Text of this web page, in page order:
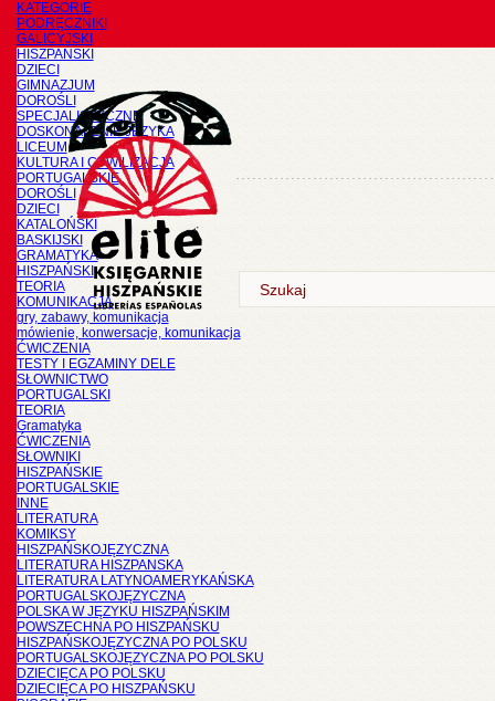
KATEGORIE
PODRĘCZNIKI
GALICYJSKI
HISZPAŃSKI
DZIECI
GIMNAZJUM
DOROŚLI
SPECJALISTYCZNE
DOSKONALENIE JĘZYKA
LICEUM
KULTURA I CYWILIZACJA
PORTUGALSKIE
DOROŚLI
DZIECI
KATALOŃSKI
BASKIJSKI
GRAMATYKA
HISZPAŃSKI
TEORIA
KOMUNIKACJA
gry, zabawy, komunikacja
mówienie, konwersacje, komunikacja
ĆWICZENIA
TESTY I EGZAMINY DELE
SŁOWNICTWO
PORTUGALSKI
TEORIA
Gramatyka
ĆWICZENIA
SŁOWNIKI
HISZPAŃSKIE
PORTUGALSKIE
INNE
LITERATURA
KOMIKSY
HISZPAŃSKOJĘZYCZNA
LITERATURA HISZPANSKA
LITERATURA LATYNOAMERYKAŃSKA
PORTUGALSKOJĘZYCZNA
POLSKA W JĘZYKU HISZPAŃSKIM
POWSZECHNA PO HISZPAŃSKU
HISZPAŃSKOJĘZYCZNA PO POLSKU
PORTUGALSKOJĘZYCZNA PO POLSKU
DZIECIĘCA PO POLSKU
DZIECIĘCA PO HISZPAŃSKU